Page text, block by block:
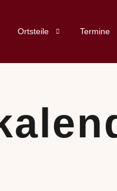
Ortsteile Termine